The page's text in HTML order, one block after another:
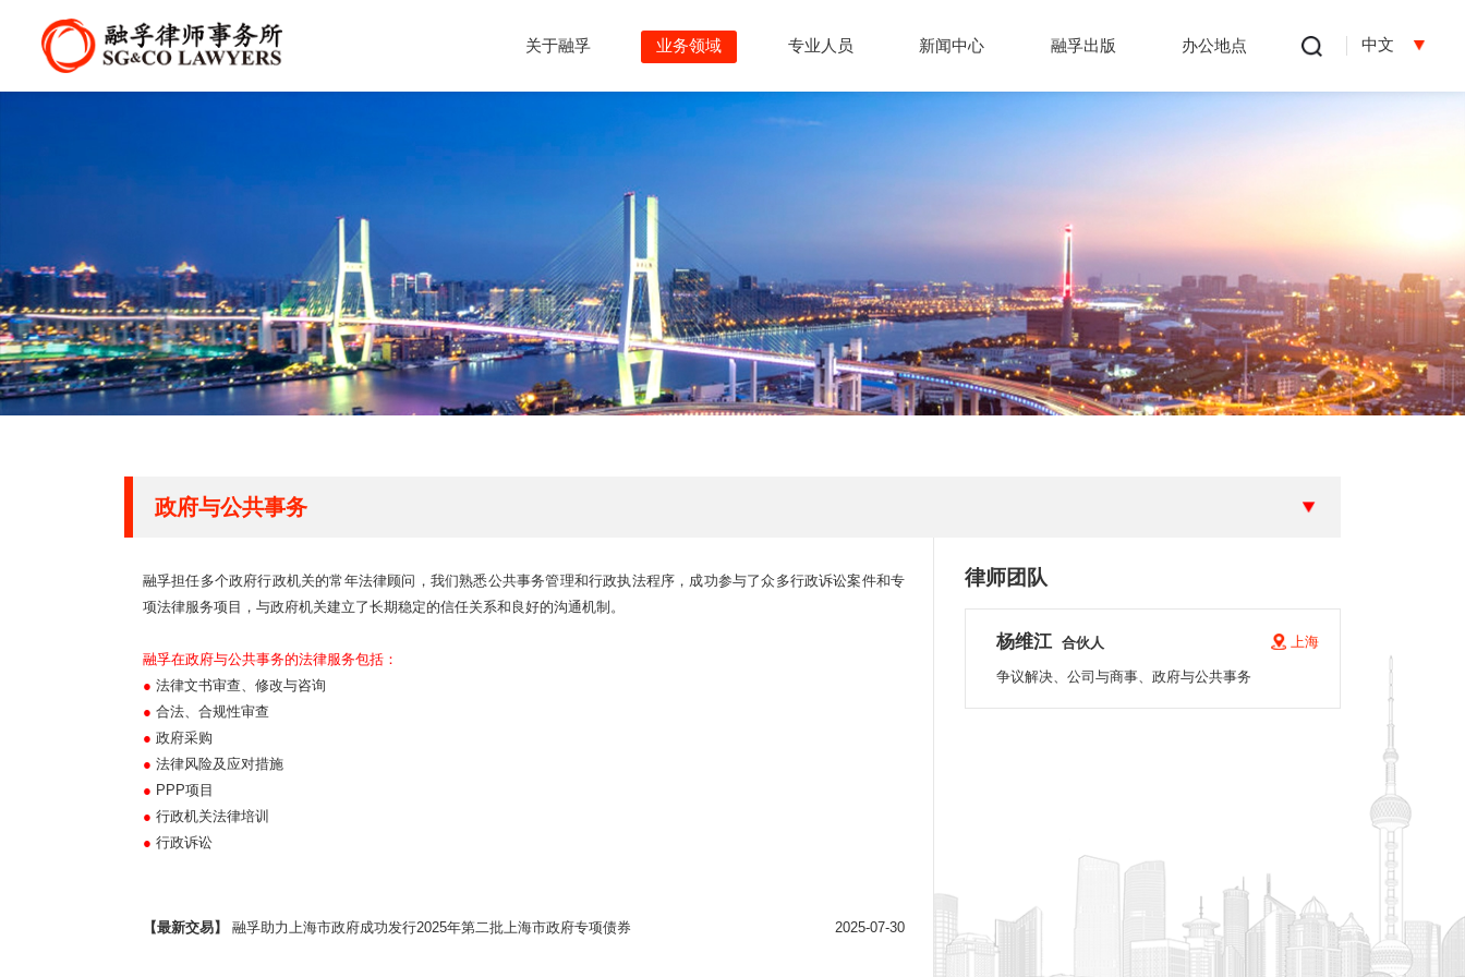
中文
关于融孚 业务领域 专业人员 新闻中心 融孚出版 办公地点
政府与公共事务
融孚担任多个政府行政机关的常年法律顾问，我们熟悉公共事务管理和行政执法程序，成功参与了众多行政诉讼案件和专
项法律服务项目，与政府机关建立了长期稳定的信任关系和良好的沟通机制。
融孚在政府与公共事务的法律服务包括：
● 法律文书审查、修改与咨询
● 合法、合规性审查
● 政府采购
● 法律风险及应对措施
● PPP项目
● 行政机关法律培训
● 行政诉讼
【最新交易】 融孚助力上海市政府成功发行2025年第二批上海市政府专项债券 2025-07-30
律师团队
杨维江 合伙人
争议解决、公司与商事、政府与公共事务
上海